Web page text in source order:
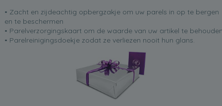
• Zacht en zijdeachtig opbergzakje om uw parels in op te bergen
en te beschermen
• Parelverzorgingskaart om de waarde van uw artikel te
• Parelreinigingsdoekje zodat ze verliezen nooit hun glans.